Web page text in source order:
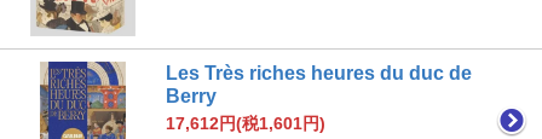
Les Très riches heures du duc de
Berry
17,612円(税1,601円)